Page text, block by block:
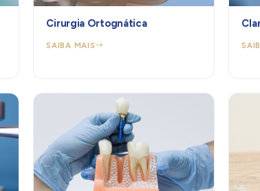
Cirurgia Ortognática
SAIBA MAIS